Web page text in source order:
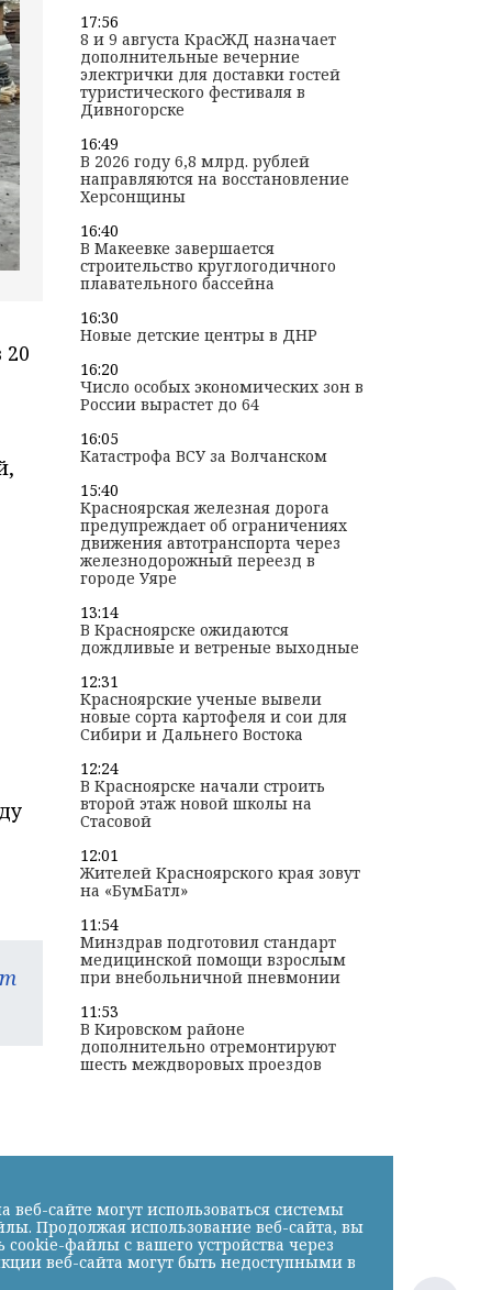
17:56
8 и 9 августа КрасЖД назначает
дополнительные вечерние
электрички для доставки гостей
туристического фестиваля в
Дивногорске
16:49
В 2026 году 6,8 млрд. рублей
направляются на восстановление
Херсонщины
16:40
В Макеевке завершается
строительство круглогодичного
плавательного бассейна
16:30
Новые детские центры в ДНР
16:20
Число особых экономических зон в
России вырастет до 64
16:05
Катастрофа ВСУ за Волчанском
15:40
Красноярская железная дорога
предупреждает об ограничениях
движения автотранспорта через
железнодорожный переезд в
городе Уяре
13:14
В Красноярске ожидаются
дождливые и ветреные выходные
12:31
Красноярские ученые вывели
новые сорта картофеля и сои для
Сибири и Дальнего Востока
12:24
В Красноярске начали строить
второй этаж новой школы на
Стасовой
12:01
Жителей Красноярского края зовут
на «БумБатл»
11:54
Минздрав подготовил стандарт
медицинской помощи взрослым
при внебольничной пневмонии
11:53
В Кировском районе
дополнительно отремонтируют
шесть междворовых проездов
сайте могут использоваться системы
Продолжая использование веб-сайта, вы
файлы с вашего устройства через
веб-сайта могут быть недоступными в